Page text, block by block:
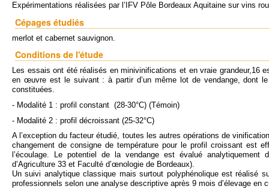
Expérimentations réalisées par l’IFV Pôle Bordeaux Aquitaine sur vins
Cépages étudiés
merlot et cabernet sauvignon.
Conditions de l'étude
Les essais ont été réalisés en minivinifications et en vraie
en œuvre est le suivant : à partir d’un même lot de vendange, dont
constituées.
- Modalité 1 : profil constant (28-30°C) (Témoin)
- Modalité 2 : profil décroissant (25-32°C)
A l’exception du facteur étudié, toutes les autres opérations de
changement de consigne de température pour le profil croissant est
l’écoulage. Le potentiel de la vendange est évalué
d’Agriculture 33 et Faculté d’œnologie de Bordeaux).
Un suivi analytique classique mais surtout polyphénolique est
professionnels selon une analyse descriptive après 9 mois d’élevage